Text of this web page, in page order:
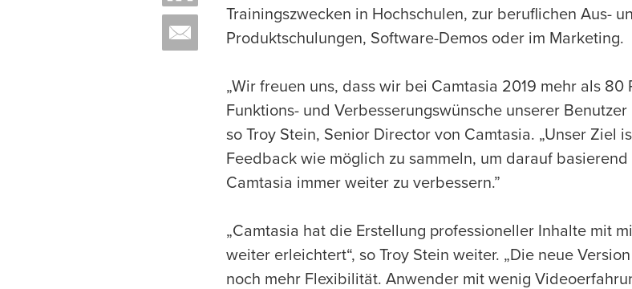
Trainingszwecken in Hochschulen, zur beruflichen Aus-
Produktschulungen, Software-Demos oder im Marketing.
„Wir freuen uns, dass wir bei Camtasia 2019 mehr als
Funktions- und Verbesserungswünsche unserer
so Troy Stein, Senior Director von Camtasia. „Unser Ziel
Feedback wie möglich zu sammeln, um darauf
Camtasia immer weiter zu verbessern.”
„Camtasia hat die Erstellung professioneller Inhalte mit
weiter erleichtert“, so Troy Stein weiter. „Die neue
noch mehr Flexibilität. Anwender mit wenig